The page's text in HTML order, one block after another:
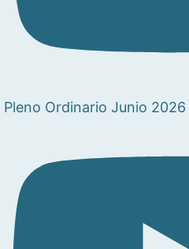
Pleno Ordinario Junio 2026